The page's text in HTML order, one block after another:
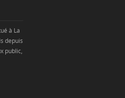
à La
depuis
public